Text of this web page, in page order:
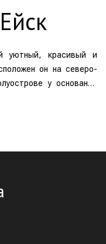
уютный, красивый и
он на северо-
у основания
залив. С
Ейск- прекрасный
закрепилась вполне